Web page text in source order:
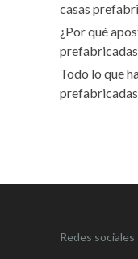
casas
¿Por qué
Todo lo que
prefabricadas
Redes sociales